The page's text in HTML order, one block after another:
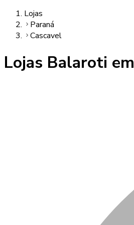
Lojas
Paraná
Cascavel
Lojas Balaroti em